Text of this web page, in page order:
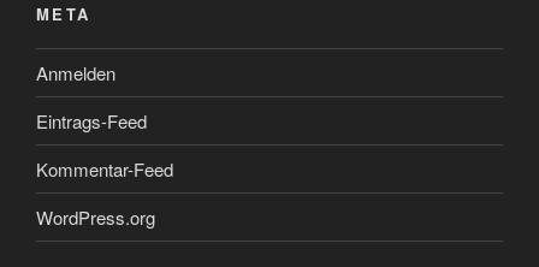
META
Anmelden
Eintrags-Feed
Kommentar-Feed
WordPress.org